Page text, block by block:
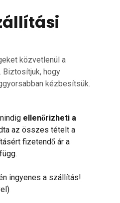
közvetlenül a
Biztosítjuk, hogy
kézbesítsük.
ellenőrizheti a
az összes tételt a
fizetendő ár a
ingyenes a szállítás!